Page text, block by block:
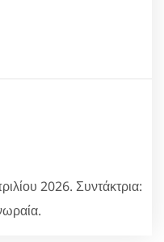
2026. Συντάκτρια: